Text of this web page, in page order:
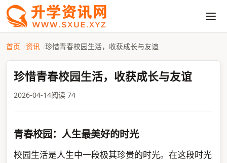
首页 资讯 珍惜青春校园生活，收获成长与友谊
珍惜青春校园生活，收获成长与友谊
2026-04-14阅读 74
青春校园：人生最美好的时光
校园生活是人生中一段极其珍贵的时光。在这段时光